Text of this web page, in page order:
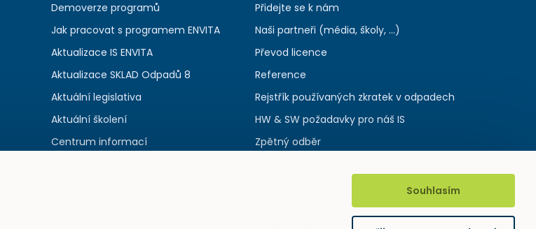
Demoverze programů
Jak pracovat s programem ENVITA
Aktualizace IS ENVITA
Aktualizace SKLAD Odpadů 8
Aktuální legislativa
Aktuální školení
Centrum informací
Přidejte se k nám
Naši partneři (média, školy, ...)
Převod licence
Reference
Rejstřík používaných zkratek v odpadech
HW & SW požadavky pro náš IS
Zpětný odběr
Souhlasím